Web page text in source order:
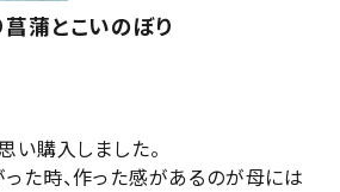
菖蒲とこいのぼり
い購入しました。
た時、作った感があるのが母には